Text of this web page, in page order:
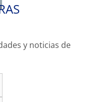
y noticias de